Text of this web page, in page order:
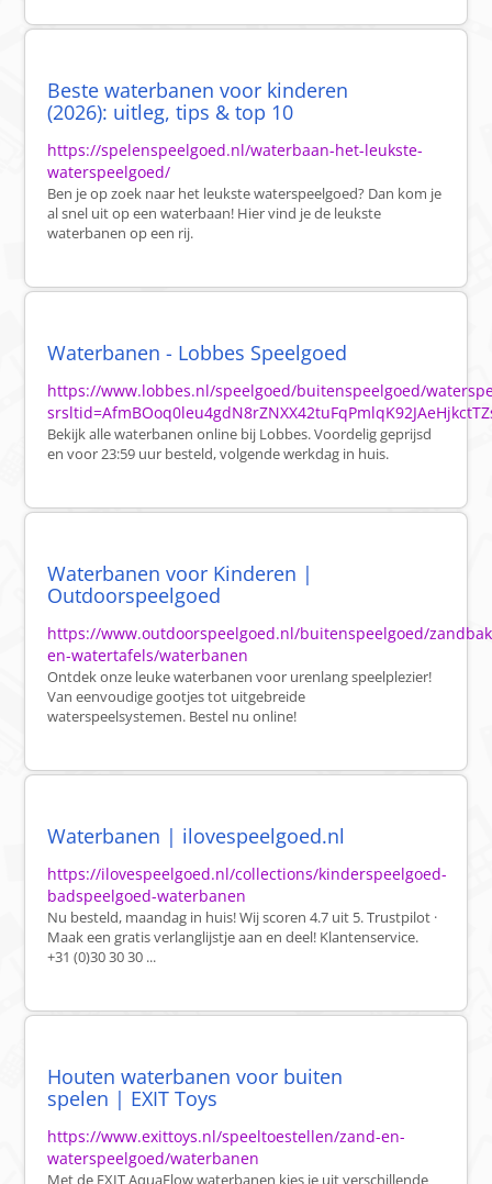
Beste waterbanen voor kinderen
(2026): uitleg, tips & top 10
https://spelenspeelgoed.nl/waterbaan-het-leukste-
waterspeelgoed/
Ben je op zoek naar het leukste waterspeelgoed? Dan kom je
al snel uit op een waterbaan! Hier vind je de leukste
waterbanen op een rij.
Waterbanen - Lobbes Speelgoed
https://www.lobbes.nl/speelgoed/buitenspeelgoed/
Bekijk alle waterbanen online bij Lobbes. Voordelig geprijsd
en voor 23:59 uur besteld, volgende werkdag in huis.
Waterbanen voor Kinderen |
Outdoorspeelgoed
https://www.outdoorspeelgoed.nl/buitenspeelgoed/
en-watertafels/waterbanen
Ontdek onze leuke waterbanen voor urenlang speelplezier!
Van eenvoudige gootjes tot uitgebreide
waterspeelsystemen. Bestel nu online!
Waterbanen | ilovespeelgoed.nl
https://ilovespeelgoed.nl/collections/kinderspeelgoed-
badspeelgoed-waterbanen
Nu besteld, maandag in huis! Wij scoren 4.7 uit 5. Trustpilot ·
Maak een gratis verlanglijstje aan en deel! Klantenservice.
+31 (0)30 30 30 ...
Houten waterbanen voor buiten
spelen | EXIT Toys
https://www.exittoys.nl/speeltoestellen/zand-en-
waterspeelgoed/waterbanen
Met de EXIT AquaFlow waterbanen kies je uit verschillende